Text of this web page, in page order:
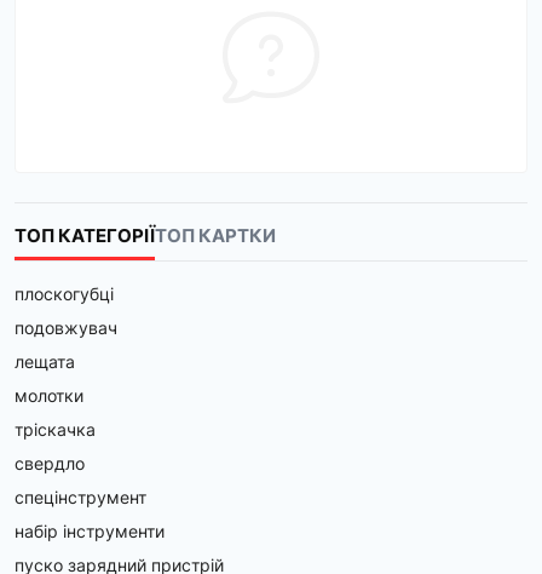
ТОП КАТЕГОРІЇТОП КАРТКИ
плоскогубці
подовжувач
лещата
молотки
тріскачка
свердло
спецінструмент
набір інструменти
пуско зарядний пристрій